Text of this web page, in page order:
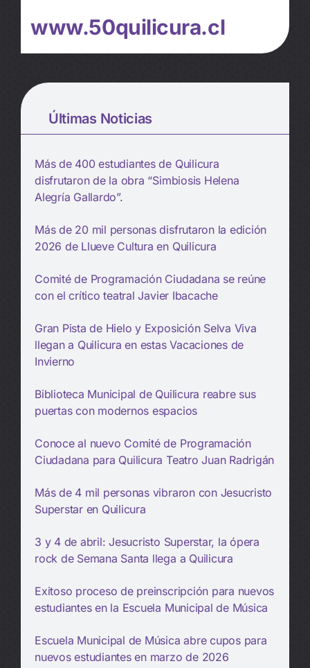
www.50quilicura.cl
Últimas Noticias
Más de 400 estudiantes de Quilicura
disfrutaron de la obra “Simbiosis Helena
Alegría Gallardo”.
Más de 20 mil personas disfrutaron la edición
2026 de Llueve Cultura en Quilicura
Comité de Programación Ciudadana se reúne
con el crítico teatral Javier Ibacache
Gran Pista de Hielo y Exposición Selva Viva
llegan a Quilicura en estas Vacaciones de
Invierno
Biblioteca Municipal de Quilicura reabre sus
puertas con modernos espacios
Conoce al nuevo Comité de Programación
Ciudadana para Quilicura Teatro Juan Radrigán
Más de 4 mil personas vibraron con Jesucristo
Superstar en Quilicura
3 y 4 de abril: Jesucristo Superstar, la ópera
rock de Semana Santa llega a Quilicura
Exitoso proceso de preinscripción para nuevos
estudiantes en la Escuela Municipal de Música
Escuela Municipal de Música abre cupos para
nuevos estudiantes en marzo de 2026